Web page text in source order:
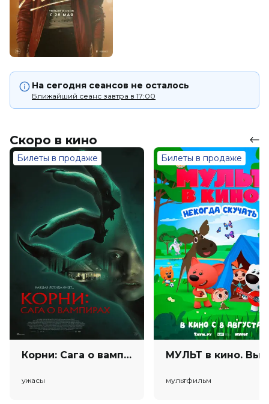
На сегодня сеансов не осталось
Ближайший сеанс завтра в 17:00
Скоро в кино
Билеты в продаже
Корни: Сага о вампирах (18+)
ужасы
Билеты в продаже
мультфильм